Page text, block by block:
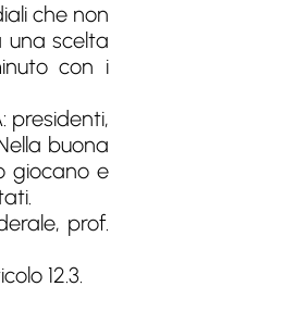
che non
una scelta
con i
presidenti,
buona
giocano e
prof.
12.3.